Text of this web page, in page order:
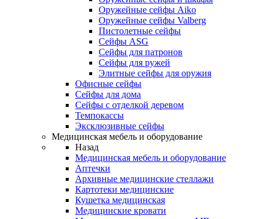
Оружейные сейфы Aiko
Оружейные сейфы Valberg
Пистолетные сейфы
Сейфы ASG
Сейфы для патронов
Сейфы для ружей
Элитные сейфы для оружия
Офисные сейфы
Сейфы для дома
Сейфы с отделкой деревом
Темпокассы
Эксклюзивные сейфы
Медицинская мебель и оборудование
Назад
Медицинская мебель и оборудование
Аптечки
Архивные медицинские стеллажи
Картотеки медицинские
Кушетка медицинская
Медицинские кровати